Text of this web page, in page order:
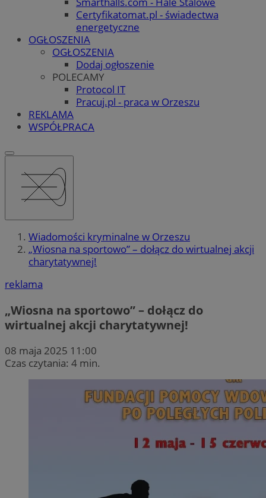
Certyfikatomat.pl - świadectwa
energetyczne
OGŁOSZENIA
OGŁOSZENIA
Dodaj ogłoszenie
POLECAMY
Protocol IT
Pracuj.pl - praca w Orzeszu
REKLAMA
WSPÓŁPRACA
Wiadomości kryminalne w Orzeszu
„Wiosna na sportowo” – dołącz do wirtualnej akcji
charytatywnej!
reklama
„Wiosna na sportowo” – dołącz do
wirtualnej akcji charytatywnej!
08 maja 2025 11:00
Czas czytania: 4 min.